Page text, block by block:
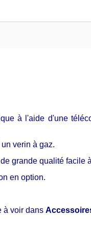
à l'aide d'une
verin à gaz.
grande qualité facile
en option.
à voir dans